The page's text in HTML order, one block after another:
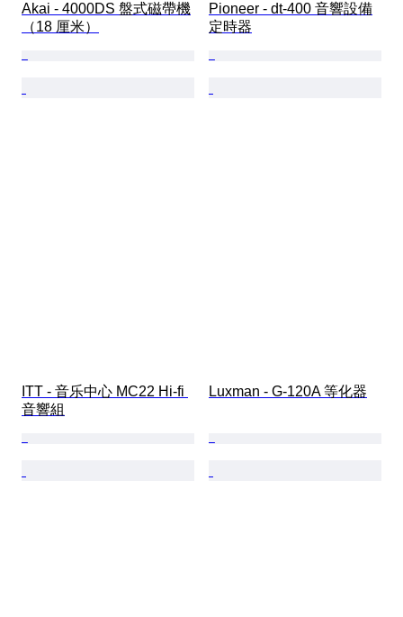
Akai - 4000DS 盤式磁帶機
（18 厘米）
Pioneer - dt-400 音響設備
定時器
ITT - 音乐中心 MC22 Hi-fi
音響組
Luxman - G-120A 等化器